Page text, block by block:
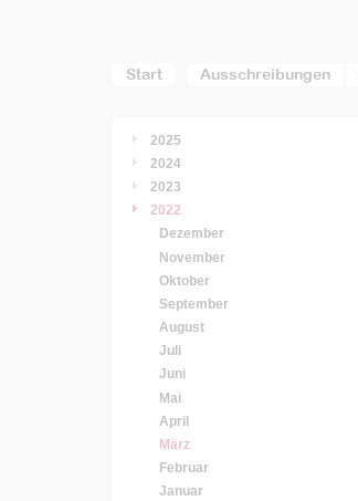
Start Ausschreibungen
2025
2024
2023
2022
Dezember
November
Oktober
September
August
Juli
Juni
Mai
April
März
Februar
Januar